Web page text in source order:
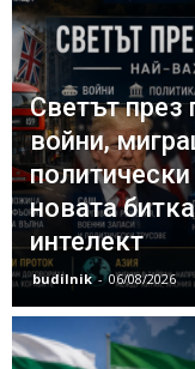
Светът през
войни,
новата
интелект
budilnik - 06/08/2026